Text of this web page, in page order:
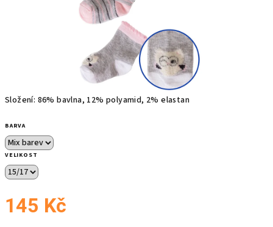
Složení: 86% bavlna, 12% polyamid, 2% elastan
BARVA
VELIKOST
145 Kč